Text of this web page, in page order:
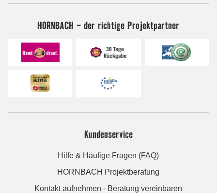
HORNBACH - der richtige Projektpartner
Kundenservice
Hilfe & Häufige Fragen (FAQ)
HORNBACH Projektberatung
Kontakt aufnehmen - Beratung vereinbaren